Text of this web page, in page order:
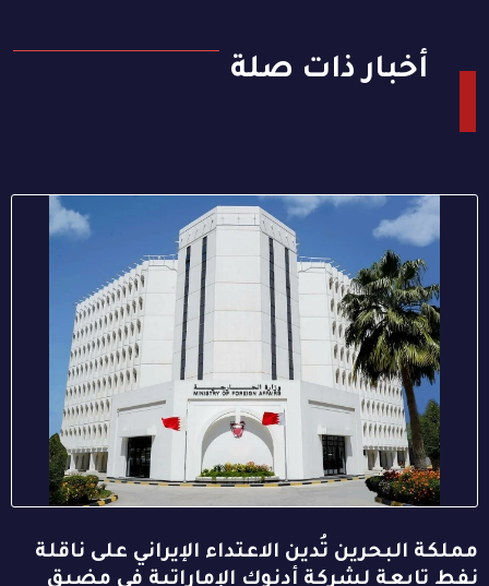
أخبار ذات صلة
مملكة البحرين تُدين الاعتداء الإيراني على ناقلة
نفط تابعة لشركة أدنوك الإماراتية في مضيق